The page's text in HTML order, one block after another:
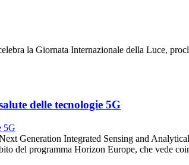
la Giornata Internazionale della Luce,
delle tecnologie 5G
Generation Integrated Sensing and
del programma Horizon Europe, che vede